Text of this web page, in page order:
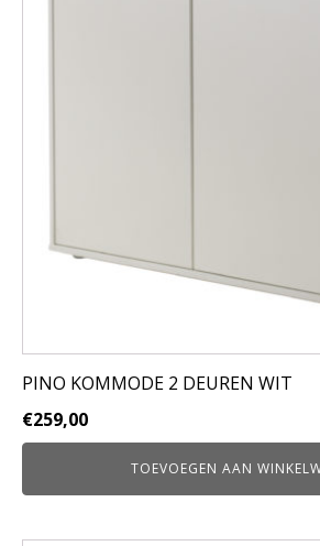
PINO KOMMODE 2 DEUREN WIT
€259,00
TOEVOEGEN AAN